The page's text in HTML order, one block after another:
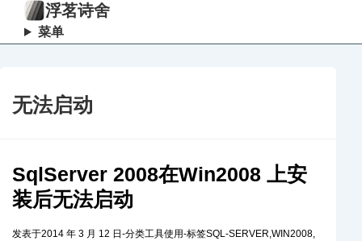
浮茗诗舍
菜单
无法启动
SqlServer 2008在Win2008 上安
装后无法启动
发表于2014 年 3 月 12 日 -分类工具使用-标签SQL-SERVER,WIN2008,